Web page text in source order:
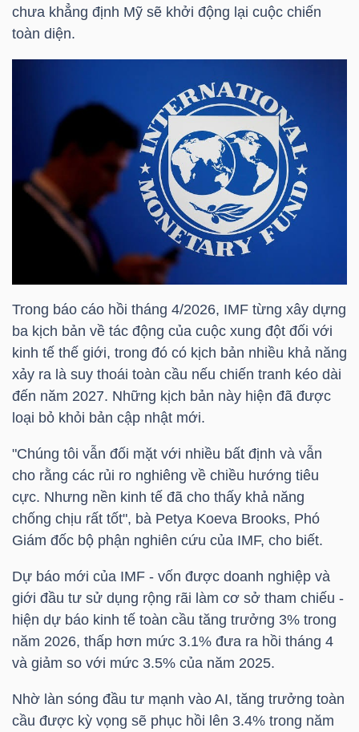
chưa khẳng định Mỹ sẽ khởi động lại cuộc chiến
toàn diện.
Trong báo cáo hồi tháng 4/2026, IMF từng xây dựng
ba kịch bản về tác động của cuộc xung đột đối với
kinh tế thế giới, trong đó có kịch bản nhiều khả năng
xảy ra là suy thoái toàn cầu nếu chiến tranh kéo dài
đến năm 2027. Những kịch bản này hiện đã được
loại bỏ khỏi bản cập nhật mới.
"Chúng tôi vẫn đối mặt với nhiều bất định và vẫn
cho rằng các rủi ro nghiêng về chiều hướng tiêu
cực. Nhưng nền kinh tế đã cho thấy khả năng
chống chịu rất tốt", bà Petya Koeva Brooks, Phó
Giám đốc bộ phận nghiên cứu của IMF, cho biết.
Dự báo mới của IMF - vốn được doanh nghiệp và
giới đầu tư sử dụng rộng rãi làm cơ sở tham chiếu -
hiện dự báo kinh tế toàn cầu tăng trưởng 3% trong
năm 2026, thấp hơn mức 3.1% đưa ra hồi tháng 4
và giảm so với mức 3.5% của năm 2025.
Nhờ làn sóng đầu tư mạnh vào AI, tăng trưởng toàn
cầu được kỳ vọng sẽ phục hồi lên 3.4% trong năm
THẾ
GIỚI
DƯƠNG
TÀI
CHÍNH
CÁ
NHÂN
PHÂN
TÍCH
VIETSTOCKFINANCE
VĨ
MÔ